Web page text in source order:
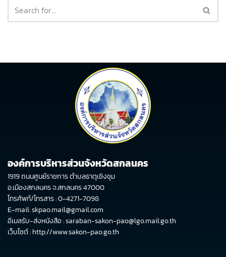
องค์การบริหารส่วนจังหวัดสกลนคร
1919 ถนนศูนย์ราชการ ตำบลธาตุเชิงชุม
อ.เมืองสกลนคร จ.สกลนคร 47000
โทรศัพท์/โทรสาร : 0-4271-7098
E-mail: skpao.mail@gmail.com
อีเมลรับ-ส่งหนังสือ : saraban-sakon-pao@lgo.mail.go.th
เว็บไซต์ :http://www.sakon-pao.go.th